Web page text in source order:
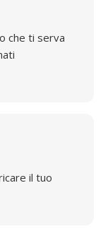
che ti serva
il tuo